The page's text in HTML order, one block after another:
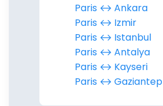
Paris ↔︎ Ankara
Paris ↔︎ Izmir
Paris ↔︎ Istanbul
Paris ↔︎ Antalya
Paris ↔︎ Kayseri
Paris ↔︎ Gaziantep